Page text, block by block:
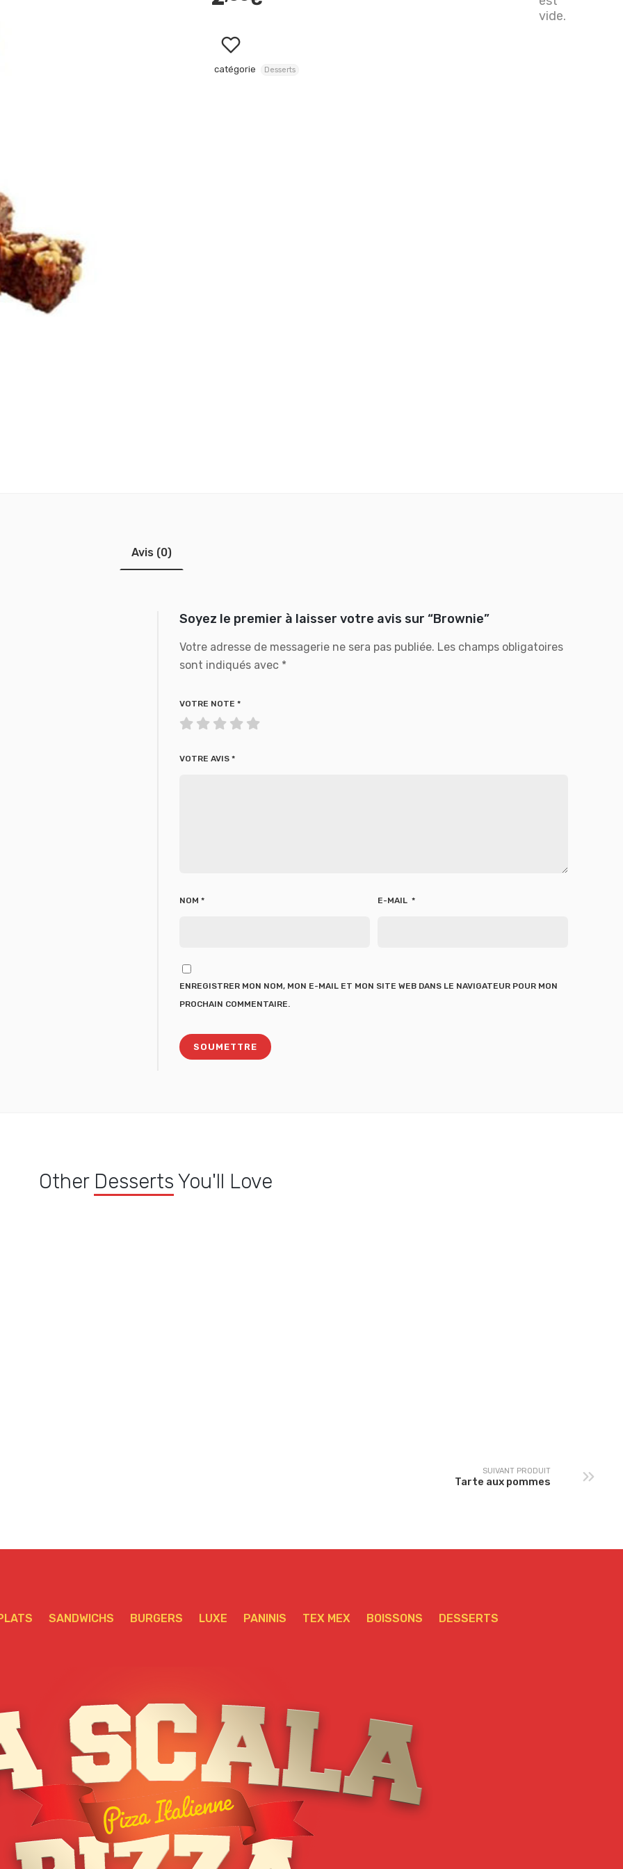
vide.
catégorie Desserts
Avis (0)
Soyez le premier à laisser votre avis sur “Brownie”
Votre adresse de messagerie ne sera pas publiée. Les champs obligatoires
sont indiqués avec *
VOTRE NOTE *
VOTRE AVIS *
NOM * E-MAIL *
ENREGISTRER MON NOM, MON E-MAIL ET MON SITE WEB DANS LE NAVIGATEUR POUR MON
PROCHAIN COMMENTAIRE.
Other Desserts You'll Love
SUIVANT PRODUIT
Tarte aux pommes
SANDWICHS BURGERS LUXE PANINIS TEX MEX BOISSONS DESSERTS